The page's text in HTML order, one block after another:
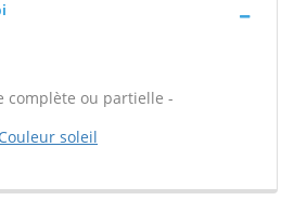
complète ou partielle -
Couleur soleil